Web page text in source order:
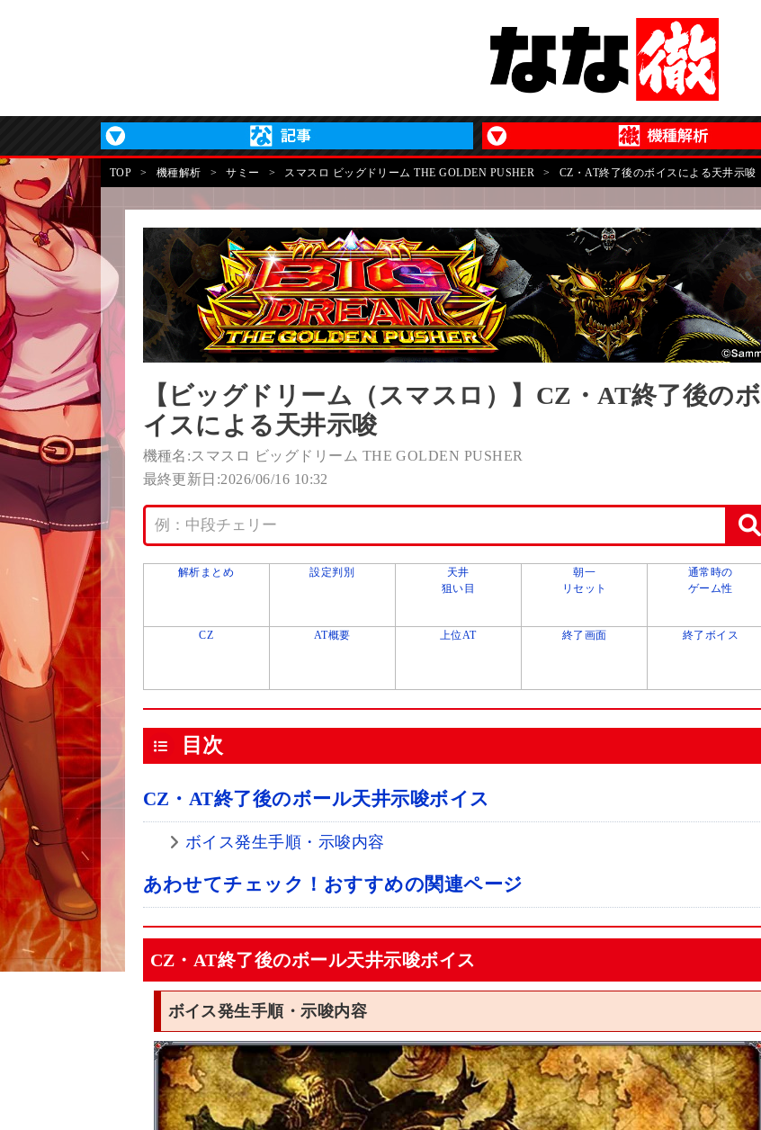
TOP > 機種解析 > サミー > スマスロ ビッグドリーム THE GOLDEN PUSHER > CZ・AT終了後のボイスによる天井示唆
【ビッグドリーム（スマスロ）】CZ・AT終了後のボ
イスによる天井示唆
機種名:スマスロ ビッグドリーム THE GOLDEN PUSHER
最終更新日:2026/06/16 10:32
解析まとめ 設定判別
天井
狙い目
朝一
リセット
通常時の
ゲーム性
CZ AT概要 上位AT 終了画面 終了ボイス
目次
CZ・AT終了後のボール天井示唆ボイス
ボイス発生手順・示唆内容
あわせてチェック！おすすめの関連ページ
CZ・AT終了後のボール天井示唆ボイス
ボイス発生手順・示唆内容